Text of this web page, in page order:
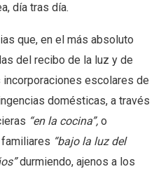
día tras día.
que, en el más absoluto
del recibo de la luz y de
escolares de
domésticas, a través
“en la cocina”, o
“bajo la luz del
os”durmiendo, ajenos a los